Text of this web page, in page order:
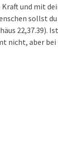
und mit
sollst
22,37.39).
nicht, aber